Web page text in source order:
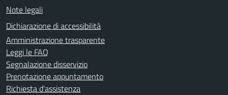
Note legali
Dichiarazione di accessibilità
Amministrazione trasparente
Leggi le FAQ
Segnalazione disservizio
Prenotazione appuntamento
Richiesta d'assistenza